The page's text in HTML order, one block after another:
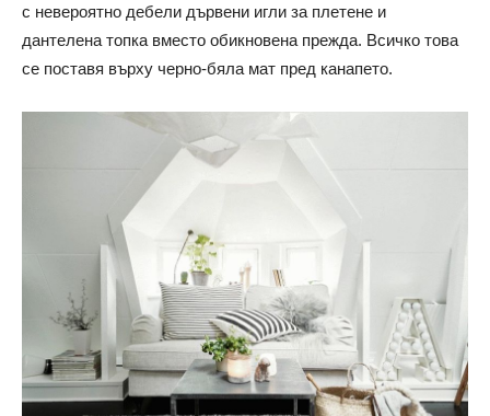
с невероятно дебели дървени игли за плетене и
дантелена топка вместо обикновена прежда. Всичко това
се поставя върху черно-бяла мат пред канапето.